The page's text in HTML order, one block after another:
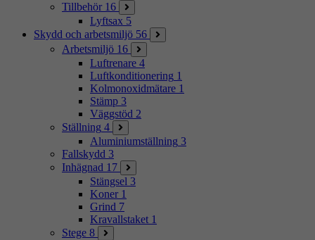
Tillbehör 16
Lyftsax 5
Skydd och arbetsmiljö 56
Arbetsmiljö 16
Luftrenare 4
Luftkonditionering 1
Kolmonoxidmätare 1
Stämp 3
Väggstöd 2
Ställning 4
Aluminiumställning 3
Fallskydd 3
Inhägnad 17
Stängsel 3
Koner 1
Grind 7
Kravallstaket 1
Stege 8